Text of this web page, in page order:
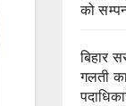
को
बिहार
गलती